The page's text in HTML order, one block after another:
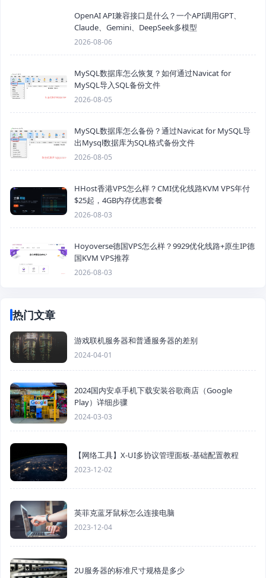
OpenAI API兼容接口是什么？一个API调用GPT、
Claude、Gemini、DeepSeek多模型
2026-08-06
MySQL数据库怎么恢复？如何通过Navicat for
MySQL导入SQL备份文件
2026-08-05
MySQL数据库怎么备份？通过Navicat for MySQL导
出Mysql数据库为SQL格式备份文件
2026-08-05
HHost香港VPS怎么样？CMI优化线路KVM VPS年付
$25起，4GB内存优惠套餐
2026-08-03
Hoyoverse德国VPS怎么样？9929优化线路+原生IP德
国KVM VPS推荐
2026-08-03
热门文章
游戏联机服务器和普通服务器的差别
2024-04-01
2024国内安卓手机下载安装谷歌商店（Google
Play）详细步骤
2024-03-03
【网络工具】X-UI多协议管理面板-基础配置教程
2023-12-02
英菲克蓝牙鼠标怎么连接电脑
2023-12-04
2U服务器的标准尺寸规格是多少